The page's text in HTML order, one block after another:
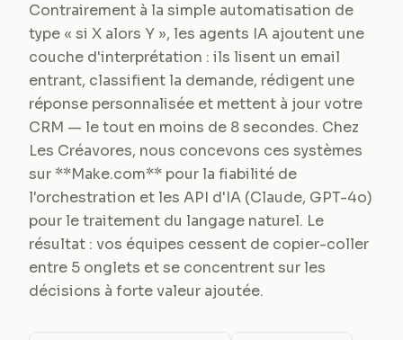
Contrairement à la simple automatisation de
type « si X alors Y », les agents IA ajoutent une
couche d'interprétation : ils lisent un email
entrant, classifient la demande, rédigent une
réponse personnalisée et mettent à jour votre
CRM — le tout en moins de 8 secondes. Chez
Les Créavores, nous concevons ces systèmes
sur **Make.com** pour la fiabilité de
l'orchestration et les API d'IA (Claude, GPT-4o)
pour le traitement du langage naturel. Le
résultat : vos équipes cessent de copier-coller
entre 5 onglets et se concentrent sur les
décisions à forte valeur ajoutée.